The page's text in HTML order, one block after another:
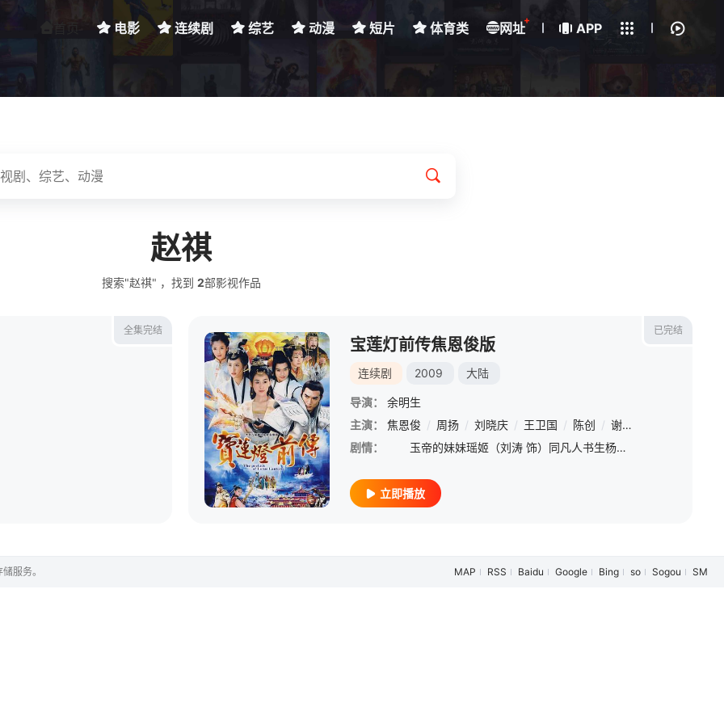
电影 连续剧 综艺 动漫 短片 体育类 网址
+
APP
下载客户端
我的观影记录
赵祺
搜索"赵祺" ，找到 2部影视作品
全集完结 已完结
宝莲灯前传焦恩俊版
连续剧 2009 大陆
导演：
余明生
主演：
焦恩俊 / 周扬 / 刘晓庆 / 王卫国 / 陈创 / 谢宁
剧情：
玉帝的妹妹瑶姬（刘涛 饰）同凡人书生杨天佑（李光洁 饰）私定终生，还生下了三个孩子。得知这一切，愤怒不已的玉帝（王卫国 饰）杀死了杨天佑，还将瑶姬压在桃山之下永世不得超生。幸好哪吒及时赶到，才将瑶
立即播放
MAP RSS Baidu Google Bing so Sogou SM
服务。